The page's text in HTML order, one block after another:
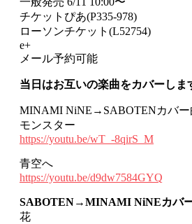
チケットぴあ(P335-978)
ローソンチケット(L52754)
e+
メール予約可能
当日はお互いの楽曲をカバーしま
MINAMI NiNE→SABOTENカバー
モンスター
https://youtu.be/wT_-8qirS_M
青空へ
https://youtu.be/d9dw7584GYQ
SABOTEN→MINAMI NiNEカバ
花